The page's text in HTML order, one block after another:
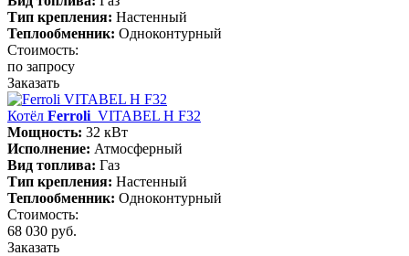
Тип крепления: Настенный
Теплообменник: Одноконтурный
Стоимость:
по запросу
Заказать
Котёл Ferroli VITABEL H F32
Мощность: 32 кВт
Исполнение: Атмосферный
Вид топлива: Газ
Тип крепления: Настенный
Теплообменник: Одноконтурный
Стоимость:
68 030 руб.
Заказать